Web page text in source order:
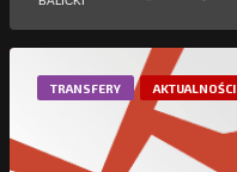
TRANSFERY AKTUALNOŚCI